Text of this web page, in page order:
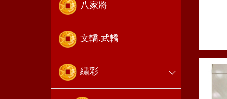
八家將
文轎.武轎
繡彩